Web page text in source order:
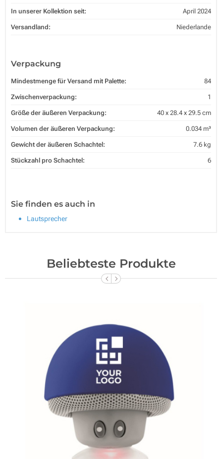
In unserer Kollektion seit: April 2024
Versandland: Niederlande
Verpackung
Mindestmenge für Versand mit Palette: 84
Zwischenverpackung: 1
Größe der äußeren Verpackung: 40 x 28.4 x 29.5 cm
Volumen der äußeren Verpackung: 0.034 m³
Gewicht der äußeren Schachtel: 7.6 kg
Stückzahl pro Schachtel: 6
Sie finden es auch in
Lautsprecher
Beliebteste Produkte